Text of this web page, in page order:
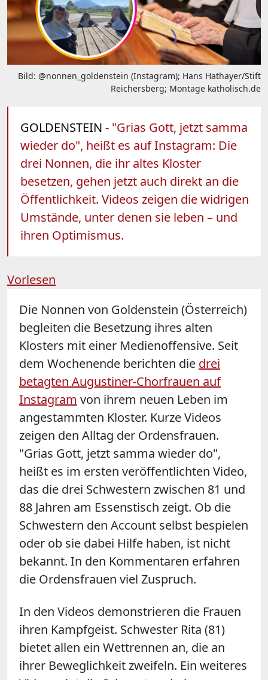
Bild: @nonnen_goldenstein (Instagram); Hans Hathayer/Stift
Reichersberg; Montage katholisch.de
GOLDENSTEIN - "Grias Gott, jetzt samma
wieder do", heißt es auf Instagram: Die
drei Nonnen, die ihr altes Kloster
besetzen, gehen jetzt auch direkt an die
Öffentlichkeit. Videos zeigen die widrigen
Umstände, unter denen sie leben – und
ihren Optimismus.
Vorlesen
Die Nonnen von Goldenstein (Österreich)
begleiten die Besetzung ihres alten
Klosters mit einer Medienoffensive. Seit
dem Wochenende berichten die drei
betagten Augustiner-Chorfrauen auf
Instagram von ihrem neuen Leben im
angestammten Kloster. Kurze Videos
zeigen den Alltag der Ordensfrauen.
"Grias Gott, jetzt samma wieder do",
heißt es im ersten veröffentlichten Video,
das die drei Schwestern zwischen 81 und
88 Jahren am Essenstisch zeigt. Ob die
Schwestern den Account selbst bespielen
oder ob sie dabei Hilfe haben, ist nicht
bekannt. In den Kommentaren erfahren
die Ordensfrauen viel Zuspruch.
In den Videos demonstrieren die Frauen
ihren Kampfgeist. Schwester Rita (81)
bietet allen ein Wettrennen an, die an
ihrer Beweglichkeit zweifeln. Ein weiteres